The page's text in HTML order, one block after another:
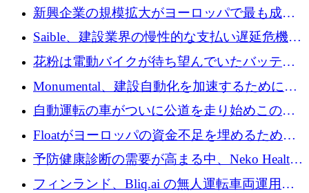
後、アムステルダムに根を張る
新興企業の規模拡大がヨーロッパで最も成功
した創業者を生み出す、アントラー氏が発見
Saible、建設業界の慢性的な支払い遅延危機に
対処するために 290 万ポンドを調達
花粉は電動バイクが待ち望んでいたバッテリ
ー交換ネットワークを構築している
Monumental、建設自動化を加速するためにシ
リーズ B で 3,200 万ドルを確保
自動運転の車がついに公道を走り始めこの国
が世界をリードしようとしている
Floatがヨーロッパの資金不足を埋めるために
シリーズAで450万ユーロを調達
予防健康診断の需要が高まる中、Neko Health
が 7 億ドルを調達
フィンランド、Bliq.ai の無人運転車両運用を